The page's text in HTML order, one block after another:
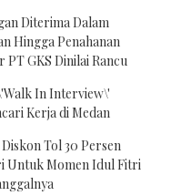
Diterima Dalam
Hingga Penahanan
GKS Dinilai Rancu
In Interview\'
Kerja di Medan
Tol 30 Persen
Untuk Momen Idul Fitri